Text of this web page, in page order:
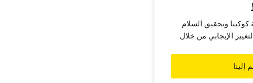
كوكبنا وتحقيق السلام
الإيجابي من خلال
بهدف حماية
إلينا